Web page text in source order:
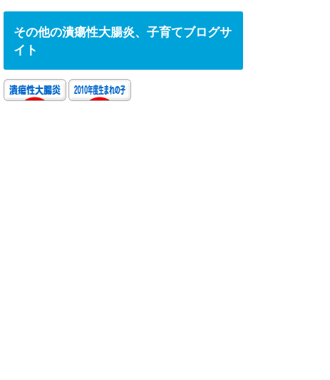
その他の潰瘍性大腸炎、子育てブログサ
イト